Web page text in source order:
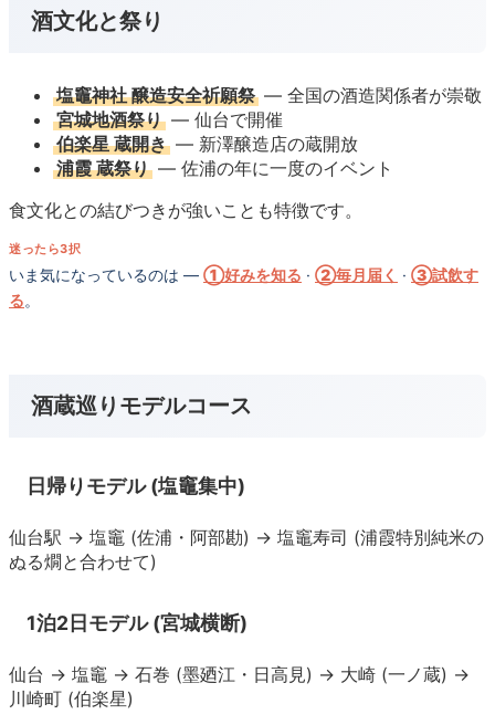
酒文化と祭り
塩竈神社 醸造安全祈願祭 — 全国の酒造関係者が崇敬
宮城地酒祭り — 仙台で開催
伯楽星 蔵開き — 新澤醸造店の蔵開放
浦霞 蔵祭り — 佐浦の年に一度のイベント
食文化との結びつきが強いことも特徴です。
迷ったら3択
いま気になっているのは — ①好みを知る · ②毎月届く · ③試飲す
る。
酒蔵巡りモデルコース
日帰りモデル (塩竈集中)
仙台駅 → 塩竈 (佐浦・阿部勘) → 塩竈寿司 (浦霞特別純米の
ぬる燗と合わせて)
1泊2日モデル (宮城横断)
仙台 → 塩竈 → 石巻 (墨廼江・日高見) → 大崎 (一ノ蔵) →
川崎町 (伯楽星)